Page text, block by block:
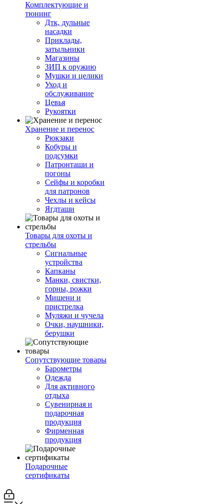
Комплектующие и
тюнинг
Дтк, дульные
насадки
Приклады,
затыльники
Магазины
ЗИП к оружию
Мушки и целики
Уход и
обслуживание
Цевья
Рукоятки
Хранение и перенос
Рюкзаки
Кобуры и
подсумки
Патронташи и
погоны
Сейфы и коробки
для патронов
Чехлы и кейсы
Ягдташи
Товары для охоты и
стрельбы
Сигнальные
устройства
Капканы
Манки, свистки,
горны, рожки
Мишени и
пристрелка
Муляжи и чучела
Очки, наушники,
берушки
Сопутствующие товары
Барометры
Одежда
Для активного
отдыха
Сувенирная и
подарочная
продукция
Фирменная
продукция
Подарочные
сертификаты